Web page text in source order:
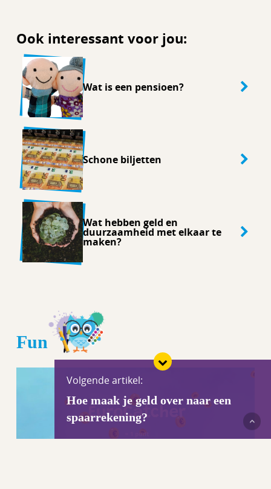
Ook interessant voor jou:
Wat is een pensioen?
Schone biljetten
Wat hebben geld en
duurzaamheid met elkaar te
maken?
Fun
Volgende artikel:
Hoe maak je geld over naar een
spaarrekening?